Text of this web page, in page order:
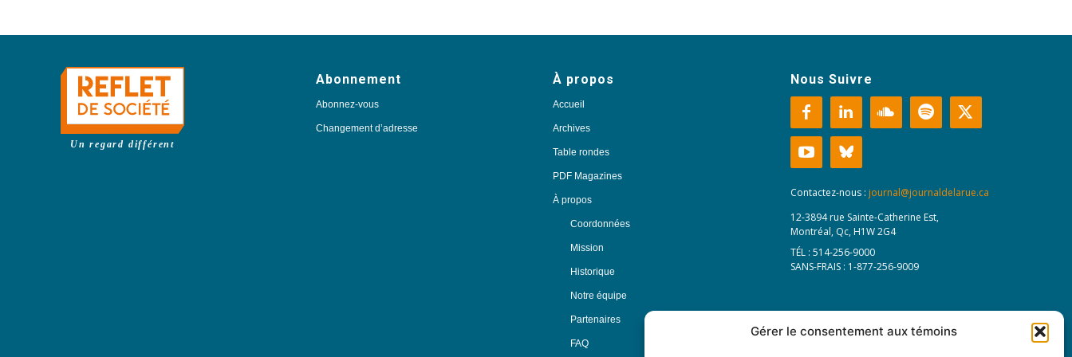
Gérer le consentement aux témoins
Un regard différent
Abonnement
Abonnez-vous
Changement d’adresse
À propos
Accueil
Archives
Table rondes
PDF Magazines
À propos
Coordonnées
Mission
Historique
Notre équipe
Partenaires
FAQ
Nous Suivre
Contactez-nous : journal@journaldelarue.ca
12-3894 rue Sainte-Catherine Est,
Montréal, Qc, H1W 2G4
TÉL : 514-256-9000
SANS-FRAIS : 1-877-256-9009